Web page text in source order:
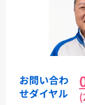
お問い合わ
せダイヤル